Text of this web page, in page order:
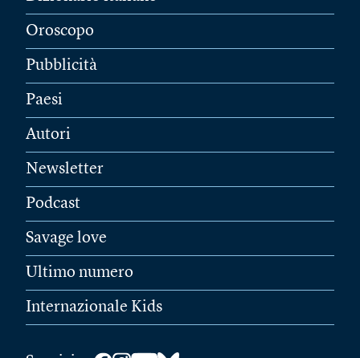
Oroscopo
Pubblicità
Paesi
Autori
Newsletter
Podcast
Savage love
Ultimo numero
Internazionale Kids